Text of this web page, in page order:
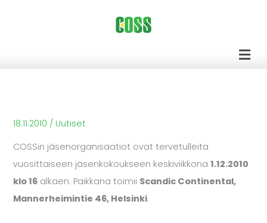
18.11.2010 / Uutiset
COSSin jäsenorganisaatiot ovat tervetulleita
vuosittaiseen jäsenkokoukseen keskiviikkona1.12.2010
klo 16 alkaen. Paikkana toimii Scandic Continental,
Mannerheimintie 46, Helsinki.